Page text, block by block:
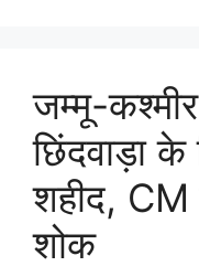
जम्मू-
छिंदवाड़ा
शहीद, CM
शोक